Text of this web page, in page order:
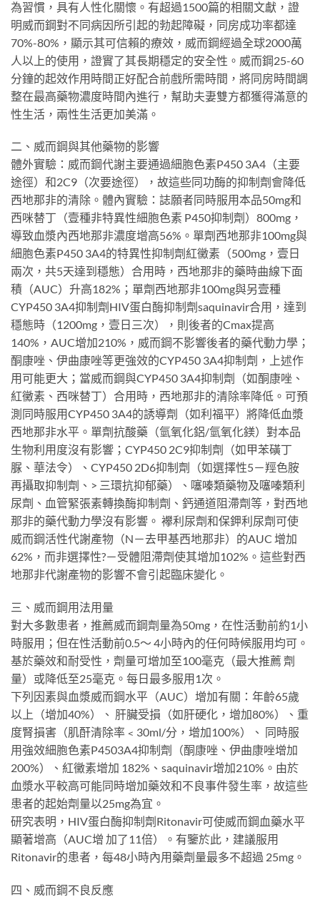
為習慣，具有人性化關懷。有超過1500篇的相關文獻，證
明威而鋼對不同病因所引起的勃起障礙，同房成功率都達
70%-80%，顯示其可信賴的療效，威而鋼經過全球2000萬
人以上的使用，證實了其長期穩定的安全性。威而鋼25-60
分鐘的起效作用時間正好配合前戲所需時間，將同房時間調
整在最高藥物濃度時間內進行，幫助夫妻雙方都獲得滿意的
性生活，兩性生活更加美滿。
二、威而鋼與其他藥物的影響
體外實驗：威而鋼代謝主要通過細胞色素P450 3A4（主要
途徑）和2C9（次要途徑），故這些同功酶的抑制劑會降低
西地那非的清除。體內實驗：誌願者同時服用本品50mg和
西咪替丁（壹種非特異性細胞色素 P450抑制劑）800mg，
導致血漿內西地那非濃度增高56%。單劑西地那非100mg與
細胞色素P450 3A4的特異性抑制劑紅黴素（500mg，壹日
兩次，共5天達到穩態）合用時，西地那非的藥時曲線下面
積（AUC）升高182%；單劑西地那非100mg與另壹種
CYP450 3A4抑制劑HIV蛋白酶抑制劑saquinavir合用，達到
穩態時（1200mg，壹日三次），則後者的Cmax提高
140%，AUC增加210%，威而鋼不影響後者的藥代動力學；
酮康唑、伊曲康唑等更強效的CYP450 3A4抑制劑，上述作
用可能更大；當威而鋼與CYP450 3A4抑制劑（如酮康唑、
紅黴素、西咪替丁）合用時，西地那非的清除率降低。可預
測同時服用CYP450 3A4的誘導劑（如利福平）將降低血漿
西地那非水平。單劑抗酸藥（氫氧化鋁/氫氧化鎂）對本品
生物利用度沒有影響；CYP450 2C9抑制劑（如甲苯磺丁
脲、華法令）、CYP450 2D6抑制劑（如選擇性5－羥色胺
再攝取抑制劑、> 三環抗抑郁藥）、噻嗪類藥物及噻嗪類利
尿劑、血管緊張素轉換酶抑制劑、鈣通道阻滯劑等，對西地
那非的藥代動力學沒有影響。 襻利尿劑和保鉀利尿劑可使
威而鋼活性代謝產物（N－去甲基西地那非）的AUC 增加
62%，而非選擇性?－受體阻滯劑使其增加102%。這些對西
地那非代謝產物的影響不會引起臨床變化。
三、威而鋼用法用量
對大多數患者，推薦威而鋼劑量為50mg，在性活動前約1小
時服用；但在性活動前0.5～ 4小時內的任何時候服用均可。
基於藥效和耐受性，劑量可增加至100毫克（最大推薦 劑
量）或降低至25毫克。每日最多服用1次。
下列因素與血漿威而鋼水平（AUC）增加有關：年齡65歲
以上（增加40%）、 肝臟受損（如肝硬化，增加80%）、重
度腎損害（肌酐清除率﹤30ml/分，增加100%）、 同時服
用強效細胞色素P4503A4抑制劑（酮康唑、伊曲康唑增加
200%）、紅黴素增加 182%、saquinavir增加210%。由於
血漿水平較高可能同時增加藥效和不良事件發生率，故這些
患者的起始劑量以25mg為宜。
研究表明，HIV蛋白酶抑制劑Ritonavir可使威而鋼血藥水平
顯著增高（AUC增 加了11倍）。有鑒於此，建議服用
Ritonavir的患者，每48小時內用藥劑量最多不超過 25mg。
四、威而鋼不良反應